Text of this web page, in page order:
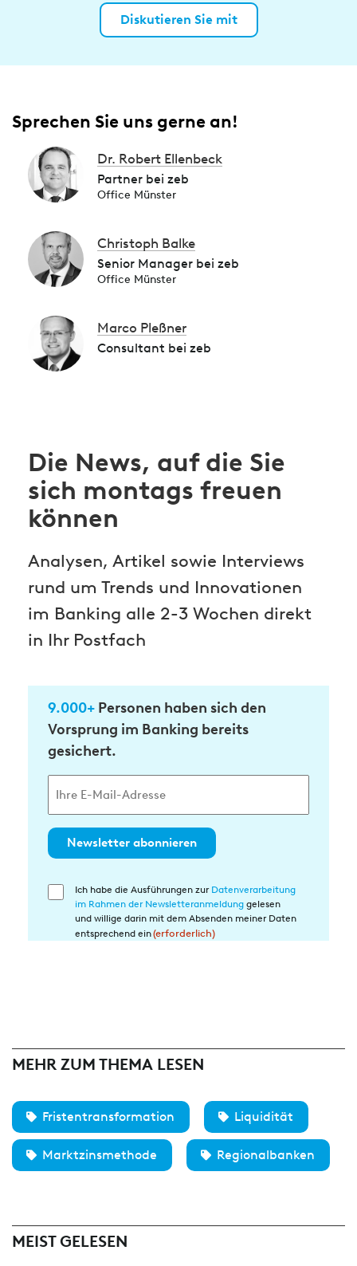
Diskutieren Sie mit
Sprechen Sie uns gerne an!
Dr. Robert Ellenbeck
Partner bei zeb
Office Münster
Christoph Balke
Senior Manager bei zeb
Office Münster
Marco Pleßner
Consultant bei zeb
Die News, auf die Sie
sich montags freuen
können
Analysen, Artikel sowie Interviews
rund um Trends und Innovationen
im Banking alle 2-3 Wochen direkt
in Ihr Postfach
9.000+ Personen haben sich den
Vorsprung im Banking bereits
gesichert.
Newsletter abonnieren
Einwilligung
Ich habe die Ausführungen zur Datenverarbeitung
im Rahmen der Newsletteranmeldung gelesen
und willige darin mit dem Absenden meiner Daten
entsprechend ein(erforderlich)
MEHR ZUM THEMA LESEN
Fristentransformation Liquidität
Marktzinsmethode Regionalbanken
MEIST GELESEN